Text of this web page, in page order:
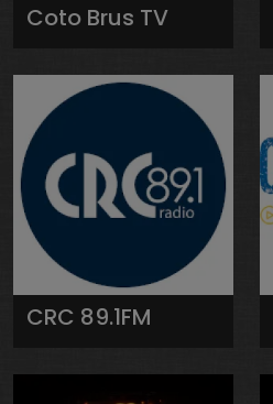
Coto Brus TV
CRC 89.1FM